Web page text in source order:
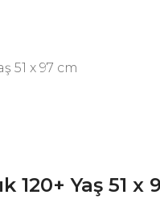
51 x 97 cm
120+ Yaş 51 x